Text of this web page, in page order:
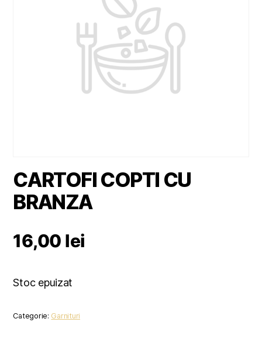
CARTOFI COPTI CU
BRANZA
16,00 lei
Stoc epuizat
Categorie: Garnituri